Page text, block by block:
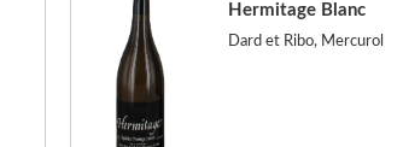
Hermitage Blanc
Dard et Ribo, Mercurol